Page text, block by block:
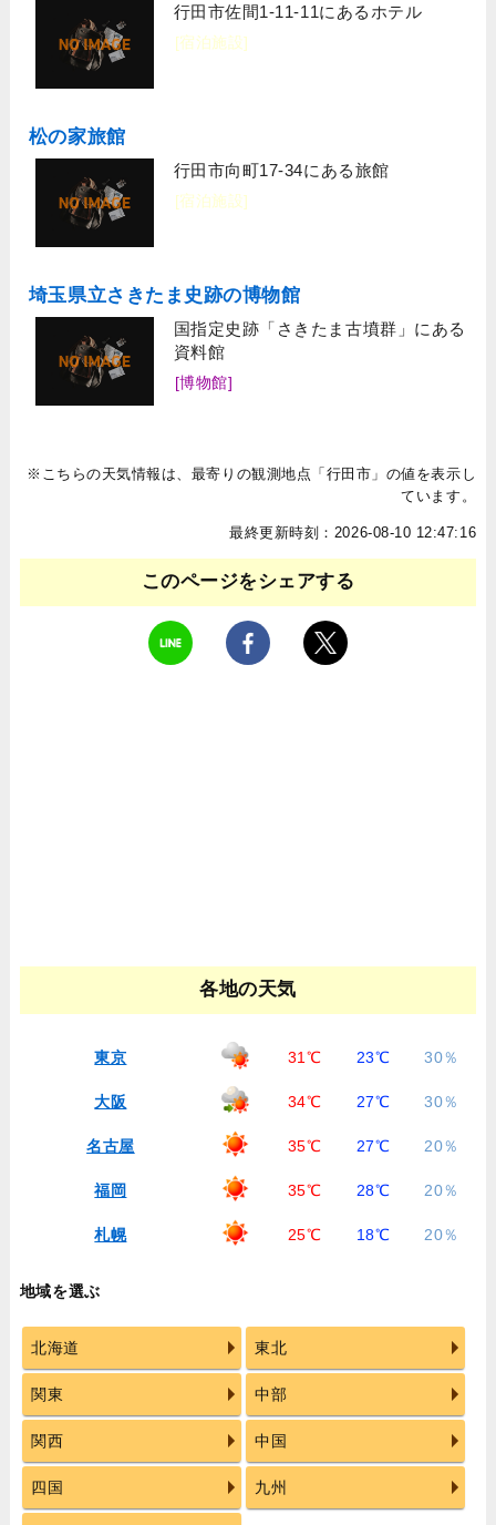
行田市佐間1-11-11にあるホテル
[宿泊施設]
松の家旅館
行田市向町17-34にある旅館
[宿泊施設]
埼玉県立さきたま史跡の博物館
国指定史跡「さきたま古墳群」にある
資料館
[博物館]
※こちらの天気情報は、最寄りの観測地点「行田市」の値を表示し
ています。
最終更新時刻：2026-08-10 12:47:16
このページをシェアする
各地の天気
東京 31℃ 23℃ 30％
大阪 34℃ 27℃ 30％
名古屋 35℃ 27℃ 20％
福岡 35℃ 28℃ 20％
札幌 25℃ 18℃ 20％
地域を選ぶ
北海道 東北
関東 中部
関西 中国
四国 九州